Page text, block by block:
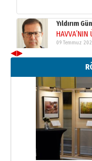
yazar
11 Mayıs 2026
◀▶